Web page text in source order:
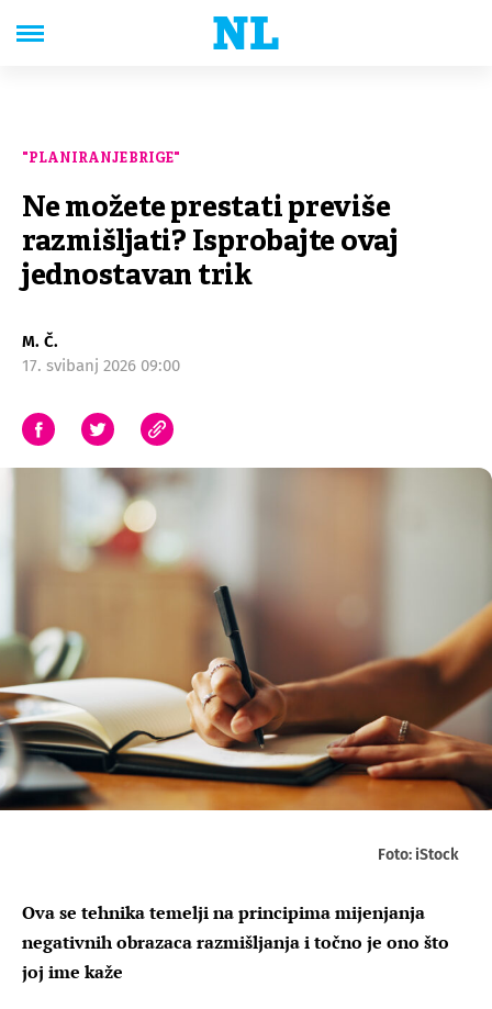
"PLANIRANJE BRIGE"
Ne možete prestati previše
razmišljati? Isprobajte ovaj
jednostavan trik
M. Č.
17. svibanj 2026 09:00
Foto: iStock
Ova se tehnika temelji na principima mijenjanja
negativnih obrazaca razmišljanja i točno je ono što
joj ime kaže